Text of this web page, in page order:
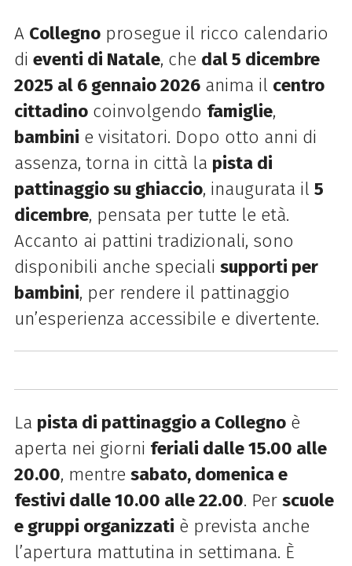
A Collegnoprosegue il ricco calendario
di eventi di Natale, che dal 5 dicembre
2025 al 6 gennaio 2026anima il centro
cittadinocoinvolgendo famiglie,
bambini e visitatori. Dopo otto anni di
assenza, torna in città la pista di
pattinaggio su ghiaccio, inaugurata il 5
dicembre, pensata per tutte le età.
Accanto ai pattini tradizionali, sono
disponibili anche speciali supporti per
bambini, per rendere il pattinaggio
un’esperienza accessibile e divertente.
La pista di pattinaggio a Collegnoè
aperta nei giorni feriali dalle 15.00 alle
20.00, mentre sabato, domenica e
festivi dalle 10.00 alle 22.00. Per scuole
e gruppi organizzati è prevista anche
l’apertura mattutina in settimana. È